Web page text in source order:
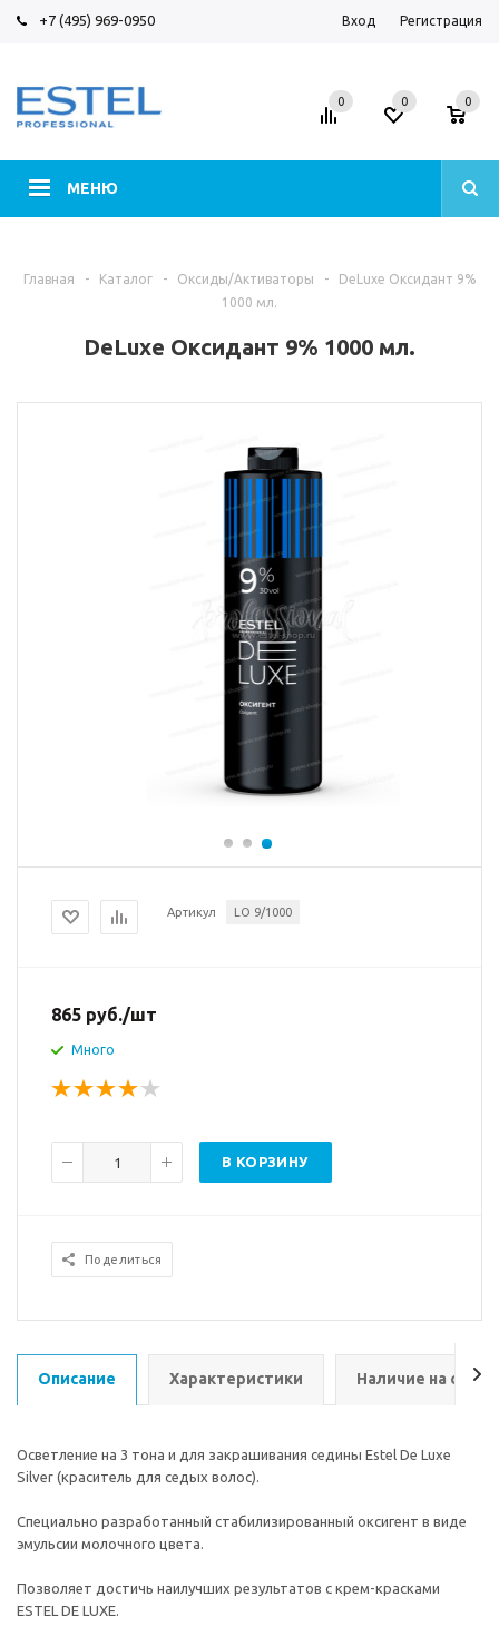
+7 (495) 969-0950 Вход Регистрация
МЕНЮ
0 0 0
Главная - Каталог - Оксиды/Активаторы -
DeLuxe Оксидант 9%
1000 мл.
DeLuxe Оксидант 9% 1000 мл.
Артикул LO 9/1000
865 руб./шт
Много
В КОРЗИНУ
Поделиться
Описание Характеристики Наличие на
Осветление на 3 тона и для закрашивания седины Estel De Luxe
Silver (краситель для седых волос).
Специально разработанный стабилизированный оксигент в виде
эмульсии молочного цвета.
Позволяет доcтичь наилучших результатов с крем-красками
ESTEL DE LUXE.